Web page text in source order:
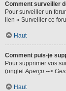
Comment surveiller
Pour surveiller un
lien « Surveiller ce
Haut
Comment puis-je
Pour supprimer vos
(ongletAperçu -->
Haut